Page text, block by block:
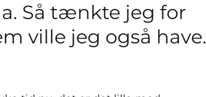
Så tænkte jeg for
ville jeg også have.